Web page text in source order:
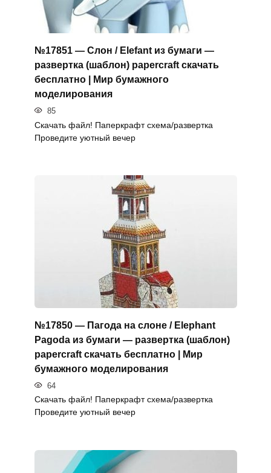
№17851 — Слон / Elefant из бумаги —
развертка (шаблон) papercraft скачать
бесплатно | Мир бумажного
моделирования
85
Скачать файл! Паперкрафт схема/развертка
Проведите уютный вечер
№17850 — Пагода на слоне / Elephant
Pagoda из бумаги — развертка (шаблон)
papercraft скачать бесплатно | Мир
бумажного моделирования
64
Скачать файл! Паперкрафт схема/развертка
Проведите уютный вечер